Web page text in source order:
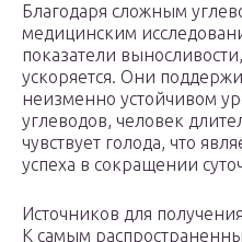
Благодаря сложным
медицинским
показатели
ускоряется. Они
неизменно устойчивом
углеводов, человек
чувствует голода, что
успеха в сокращении
Источников для
К самым